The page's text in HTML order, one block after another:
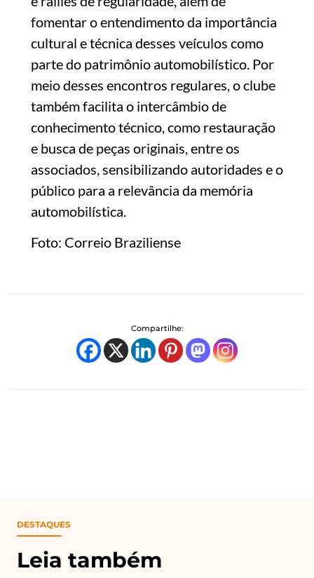
fomentar o entendimento da importância
cultural e técnica desses veículos como
parte do patrimônio automobilístico. Por
meio desses encontros regulares, o clube
também facilita o intercâmbio de
conhecimento técnico, como restauração
e busca de peças originais, entre os
associados, sensibilizando autoridades e o
público para a relevância da memória
automobilística.
Foto: Correio Braziliense
Compartilhe:
DESTAQUES
Leia também